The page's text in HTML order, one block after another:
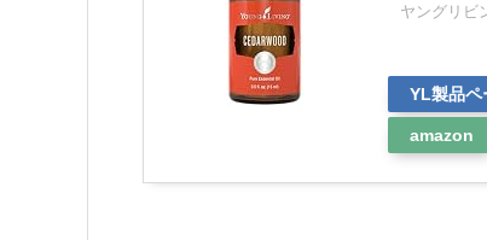
ヤングリビ
YL製品ペ
amazon